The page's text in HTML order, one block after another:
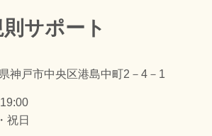
サポート
神戸市中央区港島中町2－4－1
祝日